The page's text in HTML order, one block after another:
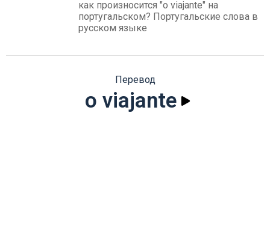
как произносится "o viajante" на
португальском? Португальские слова в
русском языке
Перевод
o viajante